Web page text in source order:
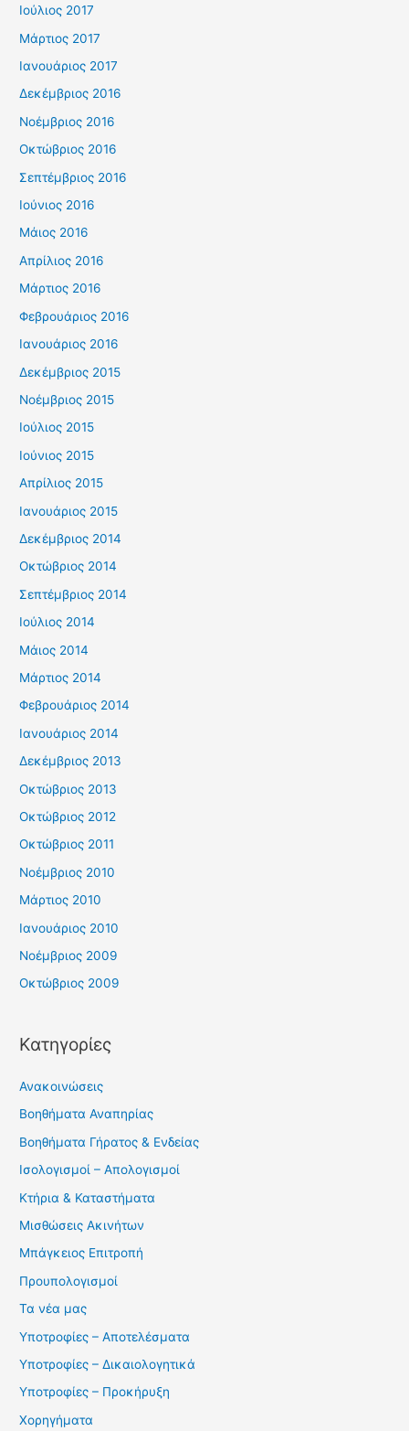
Ιούλιος 2017
Μάρτιος 2017
Ιανουάριος 2017
Δεκέμβριος 2016
Νοέμβριος 2016
Οκτώβριος 2016
Σεπτέμβριος 2016
Ιούνιος 2016
Μάιος 2016
Απρίλιος 2016
Μάρτιος 2016
Φεβρουάριος 2016
Ιανουάριος 2016
Δεκέμβριος 2015
Νοέμβριος 2015
Ιούλιος 2015
Ιούνιος 2015
Απρίλιος 2015
Ιανουάριος 2015
Δεκέμβριος 2014
Οκτώβριος 2014
Σεπτέμβριος 2014
Ιούλιος 2014
Μάιος 2014
Μάρτιος 2014
Φεβρουάριος 2014
Ιανουάριος 2014
Δεκέμβριος 2013
Οκτώβριος 2013
Οκτώβριος 2012
Οκτώβριος 2011
Νοέμβριος 2010
Μάρτιος 2010
Ιανουάριος 2010
Νοέμβριος 2009
Οκτώβριος 2009
Kατηγορίες
Ανακοινώσεις
Βοηθήματα Αναπηρίας
Βοηθήματα Γήρατος & Ενδείας
Ισολογισμοί – Απολογισμοί
Κτήρια & Καταστήματα
Μισθώσεις Ακινήτων
Μπάγκειος Επιτροπή
Προυπολογισμοί
Τα νέα μας
Υποτροφίες – Αποτελέσματα
Υποτροφίες – Δικαιολογητικά
Υποτροφίες – Προκήρυξη
Χορηγήματα